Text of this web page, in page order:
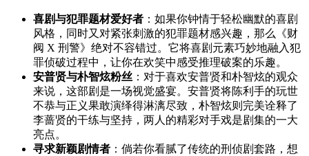
喜剧与犯罪题材爱好者 ：如果你钟情于轻松幽默的喜剧
风格，同时又对紧张刺激的犯罪题材感兴趣，那么《财
阀 X 刑警》绝对不容错过。它将喜剧元素巧妙地融入犯
罪侦破过程中，让你在欢笑中感受推理破案的乐趣。
安普贤与朴智炫粉丝 ：对于喜欢安普贤和朴智炫的观众
来说，这部剧是一场视觉盛宴。安普贤将陈利手的玩世
不恭与正义果敢演绎得淋漓尽致，朴智炫则完美诠释了
李蔷贤的干练与坚持，两人的精彩对手戏是剧集的一大
亮点。
寻求新颖剧情者 ：倘若你看腻了传统的刑侦剧套路，想